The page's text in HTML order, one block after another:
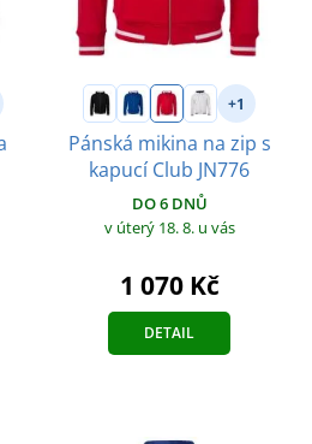
+1
Pánská mikina na zip s
kapucí Club JN776
DO 6 DNŮ
v úterý 18. 8. u vás
1 070 Kč
DETAIL